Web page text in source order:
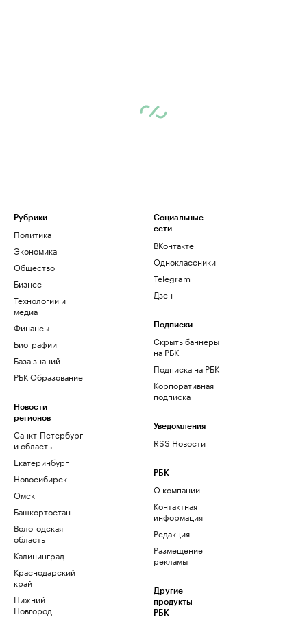
Рубрики
Политика
Экономика
Общество
Бизнес
Технологии и
медиа
Финансы
Биографии
База знаний
РБК Образование
Новости
регионов
Санкт-Петербург
и область
Екатеринбург
Новосибирск
Омск
Башкортостан
Вологодская
область
Калининград
Краснодарский
край
Нижний
Новгород
Социальные
сети
ВКонтакте
Одноклассники
Telegram
Дзен
Подписки
Скрыть баннеры
на РБК
Подписка на РБК
Корпоративная
подписка
Уведомления
RSS Новости
РБК
О компании
Контактная
информация
Редакция
Размещение
рекламы
Другие
продукты
РБК